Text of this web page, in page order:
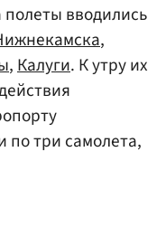
вводились
,
, Калуги. К утру их
три самолета,